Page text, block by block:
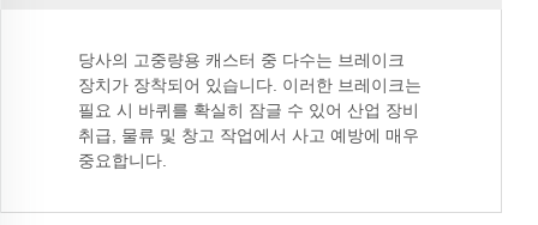
당사의 고중량용 캐스터 중 다수는 브레이크
장치가 장착되어 있습니다. 이러한 브레이크는
필요 시 바퀴를 확실히 잠글 수 있어 산업 장비
취급, 물류 및 창고 작업에서 사고 예방에 매우
중요합니다.